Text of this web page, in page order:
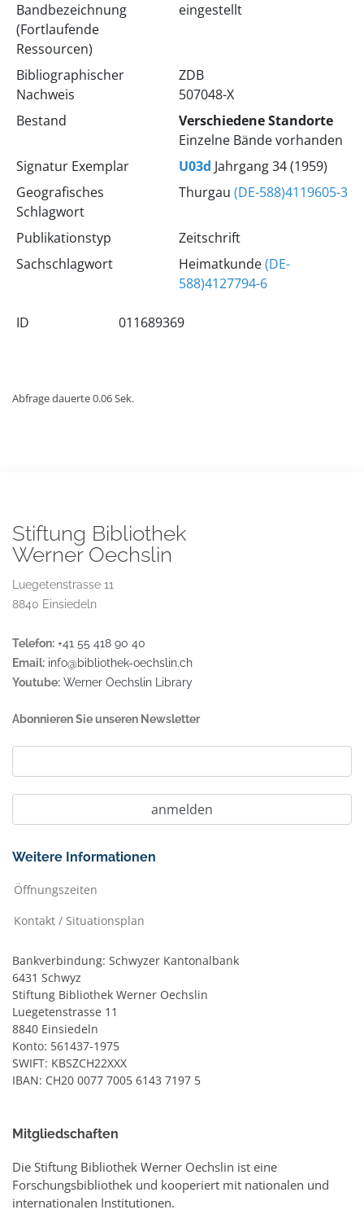
Bandbezeichnung
(Fortlaufende
Ressourcen)
eingestellt
Bibliographischer
Nachweis
ZDB
507048-X
Bestand
Verschiedene Standorte
Einzelne Bände vorhanden
Signatur Exemplar
U03d Jahrgang 34 (1959)
Geografisches
Schlagwort
Thurgau (DE-588)4119605-3
Publikationstyp
Zeitschrift
Sachschlagwort
Heimatkunde(DE-
588)4127794-6
ID 011689369
Abfrage dauerte 0.06 Sek.
Stiftung Bibliothek
Werner Oechslin
Luegetenstrasse 11
8840 Einsiedeln
Telefon: +41 55 418 90 40
Email: info@bibliothek-oechslin.ch
Youtube: Werner Oechslin Library
Abonnieren Sie unseren Newsletter
Weitere Informationen
Öffnungszeiten
Kontakt / Situationsplan
Bankverbindung: Schwyzer Kantonalbank
6431 Schwyz
Stiftung Bibliothek Werner Oechslin
Luegetenstrasse 11
8840 Einsiedeln
Konto: 561437-1975
SWIFT: KBSZCH22XXX
IBAN: CH20 0077 7005 6143 7197 5
Mitgliedschaften
Die Stiftung Bibliothek Werner Oechslin ist eine
Forschungsbibliothek und kooperiert mit nationalen und
internationalen Institutionen.